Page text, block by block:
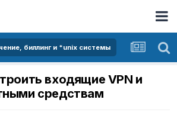
биллинг и *unix системы
входящие VPN и
средствам